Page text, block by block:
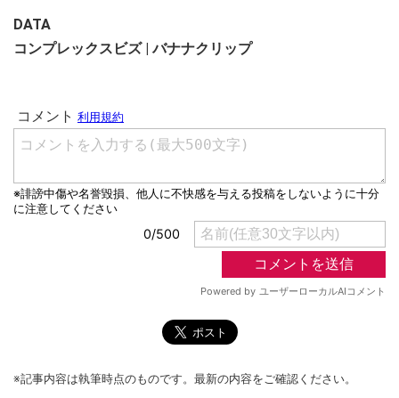
DATA
コンプレックスビズ | バナナクリップ
※記事内容は執筆時点のものです。最新の内容をご確認ください。